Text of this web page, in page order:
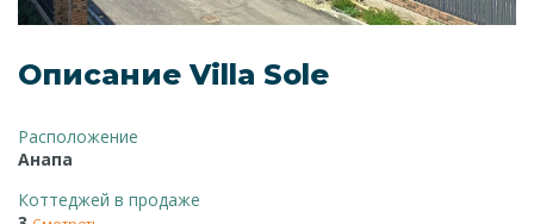
Описание Villa Sole
Расположение
Анапа
Коттеджей в продаже